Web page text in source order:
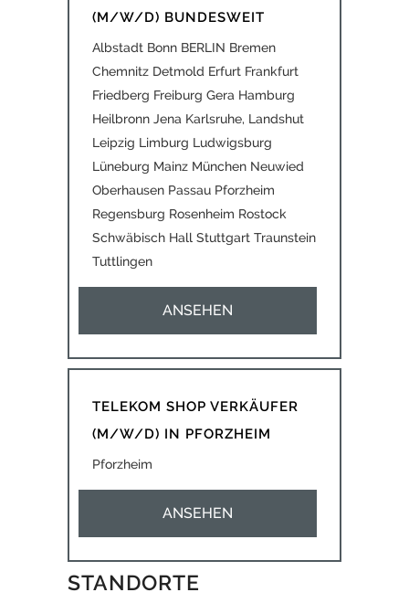
(M/W/D) BUNDESWEIT
Albstadt Bonn BERLIN Bremen
Chemnitz Detmold Erfurt Frankfurt
Friedberg Freiburg Gera Hamburg
Heilbronn Jena Karlsruhe, Landshut
Leipzig Limburg Ludwigsburg
Lüneburg Mainz München Neuwied
Oberhausen Passau Pforzheim
Regensburg Rosenheim Rostock
Schwäbisch Hall Stuttgart Traunstein
Tuttlingen
ANSEHEN
TELEKOM SHOP VERKÄUFER
(M/W/D) IN PFORZHEIM
Pforzheim
ANSEHEN
STANDORTE